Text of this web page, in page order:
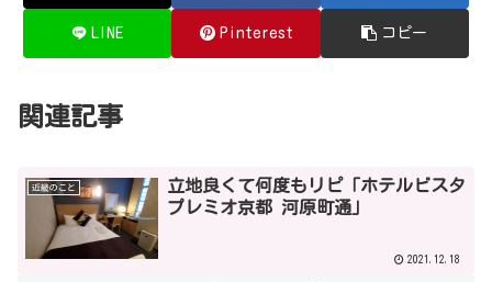
LINE Pinterest コピー
関連記事
近畿のこと
立地良くて何度もリピ「ホテルビスタ
プレミオ京都 河原町通」
2021.12.18